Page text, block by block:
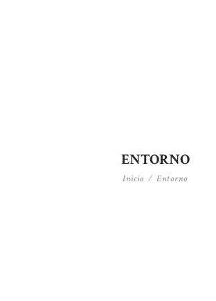
ENTORNO
Inicio Entorno